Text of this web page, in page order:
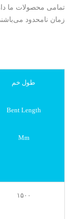
زمان نامحدود
طول خم
Bent Length
Mm
۱۵۰۰